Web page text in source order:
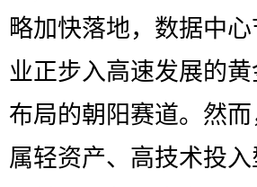
略加快落地，数据中
业正步入高速发展的
布局的朝阳赛道。然
属轻资产、高技术投